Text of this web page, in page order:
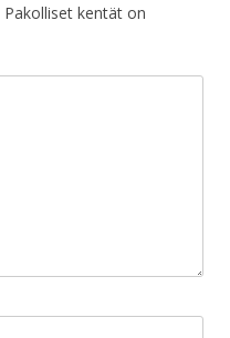
Pakolliset kentät on